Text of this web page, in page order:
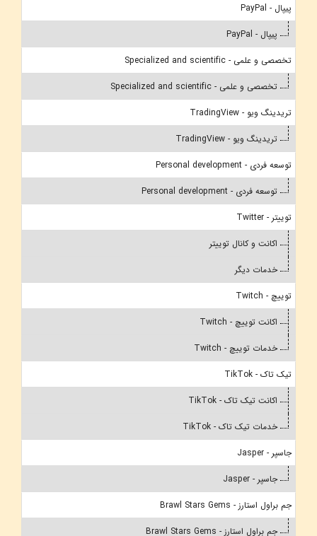
پیپال - PayPal
پیپال - PayPal
تخصصی و علمی - Specialized and scientific
تخصصی و علمی - Specialized and scientific
تریدینگ ویو - TradingView
تریدینگ ویو - TradingView
توسعه فردی - Personal development
توسعه فردی - Personal development
توییتر - Twitter
اکانت و کانال توییتر
خدمات دیگر
توییچ - Twitch
اکانت توییچ - Twitch
خدمات توییچ - Twitch
تیک تاک - TikTok
اکانت تیک تاک - TikTok
خدمات تیک تاک - TikTok
جاسپر - Jasper
جاسپر - Jasper
جم براول استارز - Brawl Stars Gems
جم براول استارز - Brawl Stars Gems